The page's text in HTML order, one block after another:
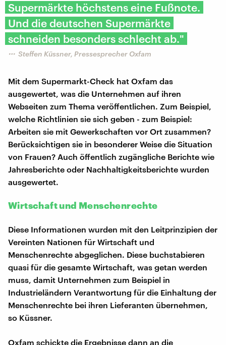
Supermärkte höchstens eine Fußnote.
Und die deutschen Supermärkte
schneiden besonders schlecht ab."
Steffen Küssner, Pressesprecher Oxfam
Mit dem Supermarkt-Check hat Oxfam das
ausgewertet, was die Unternehmen auf ihren
Webseiten zum Thema veröffentlichen. Zum Beispiel,
welche Richtlinien sie sich geben - zum Beispiel:
Arbeiten sie mit Gewerkschaften vor Ort zusammen?
Berücksichtigen sie in besonderer Weise die Situation
von Frauen? Auch öffentlich zugängliche Berichte wie
Jahresberichte oder Nachhaltigkeitsberichte wurden
ausgewertet.
Wirtschaft und Menschenrechte
Diese Informationen wurden mit den Leitprinzipien der
Vereinten Nationen für Wirtschaft und
Menschenrechte abgeglichen. Diese buchstabieren
quasi für die gesamte Wirtschaft, was getan werden
muss, damit Unternehmen zum Beispiel in
Industrieländern Verantwortung für die Einhaltung der
Menschenrechte bei ihren Lieferanten übernehmen,
so Küssner.
Oxfam schickte die Ergebnisse dann an die